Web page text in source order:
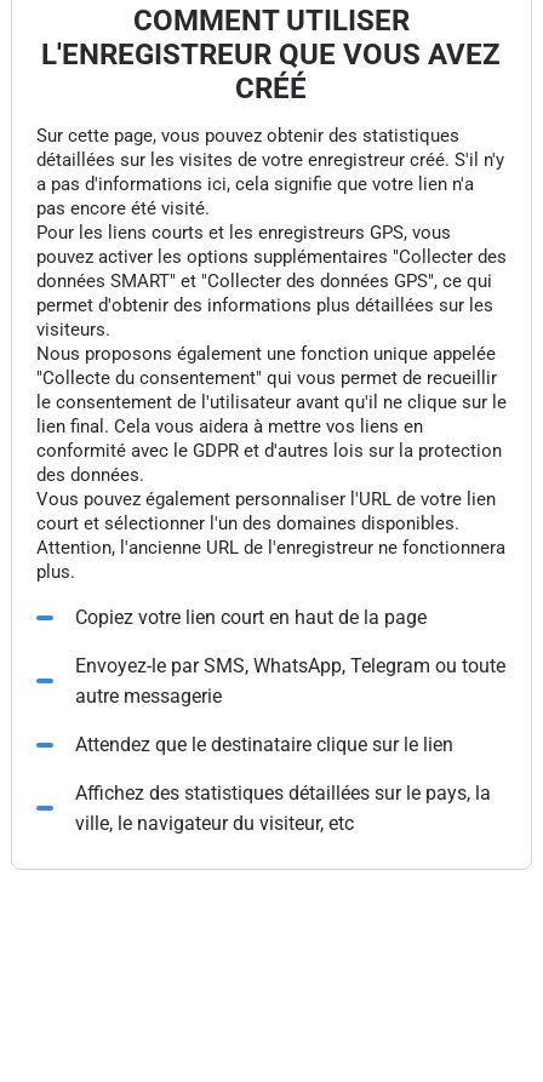
COMMENT UTILISER
L'ENREGISTREUR QUE VOUS AVEZ
CRÉÉ
Sur cette page, vous pouvez obtenir des statistiques
détaillées sur les visites de votre enregistreur créé. S'il n'y
a pas d'informations ici, cela signifie que votre lien n'a
pas encore été visité.
Pour les liens courts et les enregistreurs GPS, vous
pouvez activer les options supplémentaires "Collecter des
données SMART" et "Collecter des données GPS", ce qui
permet d'obtenir des informations plus détaillées sur les
visiteurs.
Nous proposons également une fonction unique appelée
"Collecte du consentement" qui vous permet de recueillir
le consentement de l'utilisateur avant qu'il ne clique sur le
lien final. Cela vous aidera à mettre vos liens en
conformité avec le GDPR et d'autres lois sur la protection
des données.
Vous pouvez également personnaliser l'URL de votre lien
court et sélectionner l'un des domaines disponibles.
Attention, l'ancienne URL de l'enregistreur ne fonctionnera
plus.
Copiez votre lien court en haut de la page
Envoyez-le par SMS, WhatsApp, Telegram ou toute
autre messagerie
Attendez que le destinataire clique sur le lien
Affichez des statistiques détaillées sur le pays, la
ville, le navigateur du visiteur, etc